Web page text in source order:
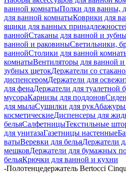
ванной комнатыПолки для ванны,
для ванной комнатыКоврики для
ящики для ванных
ваннойСтаканы для ванной и
ванной и раковиныСветильники,
ваннойСтолики для ванной
комнатыВентиляторы для ванной
зубных щетокДержатели со
диспенсеромДержатели для
для фенаДержатели для туалетной
мусораКарнизы для поддонов
для мылаСушилки для рукАбажуры
косметическиеДиспенсеры для
бельяСалфетницыТекстильные
для унитазаГазетницы настенные
ватыВеревки для бельяДержатели
мешковДержатели для бумажных
бельяКрючки для ванной и кухни
-Полотенцедержатель Bertocci